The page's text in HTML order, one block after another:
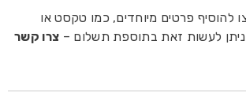
להוסיף פרטים מיוחדים, כמו טקסט או
ניתן לעשות זאת בתוספת תשלום – צרו קשר